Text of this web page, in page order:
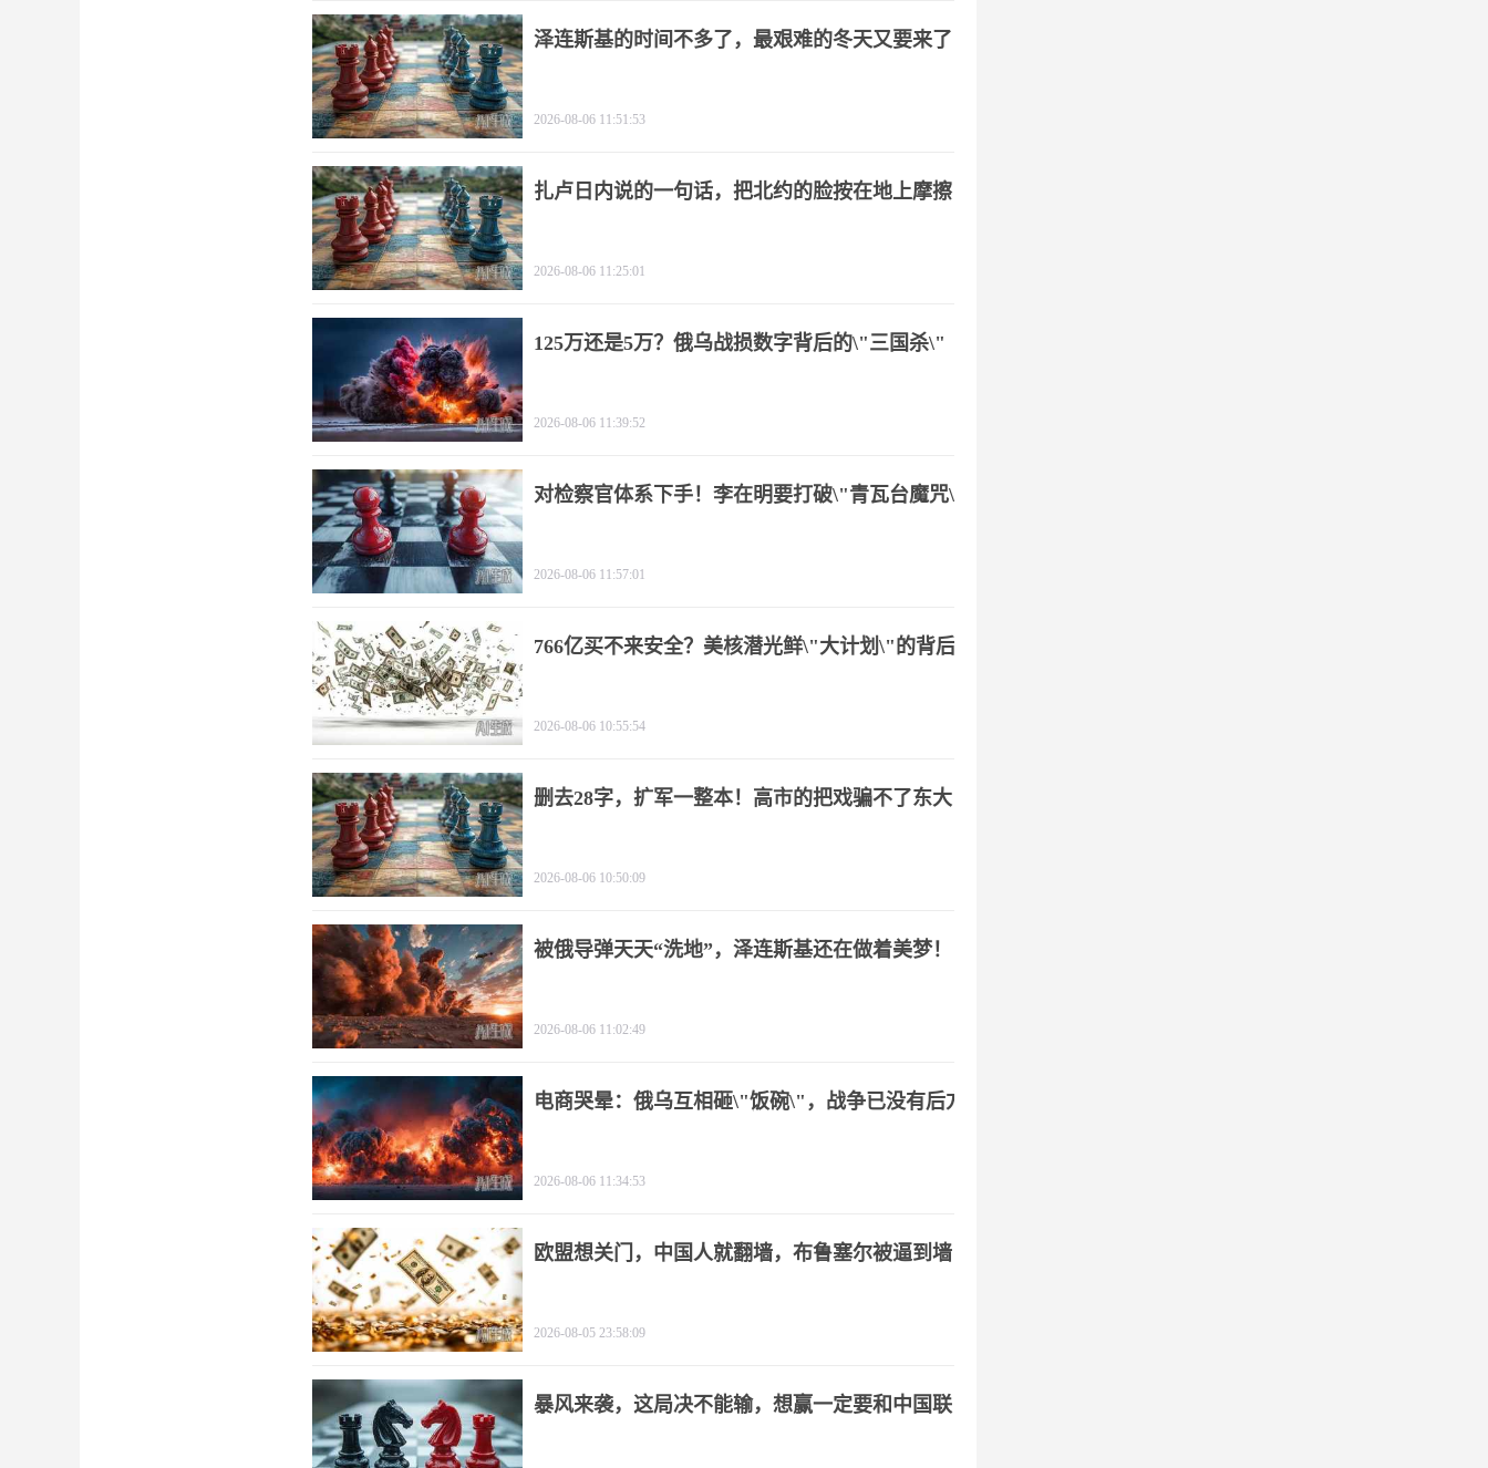
泽连斯基的时间不多了，最艰难的冬天又要来了
2026-08-06 11:51:53
扎卢日内说的一句话，把北约的脸按在地上摩擦
2026-08-06 11:25:01
125万还是5万？俄乌战损数字背后的\"三国杀\"
2026-08-06 11:39:52
对检察官体系下手！李在明要打破\"青瓦台魔咒\"
2026-08-06 11:57:01
766亿买不来安全？美核潜光鲜\"大计划\"的背后
2026-08-06 10:55:54
删去28字，扩军一整本！高市的把戏骗不了东大
2026-08-06 10:50:09
被俄导弹天天“洗地”，泽连斯基还在做着美梦！
2026-08-06 11:02:49
电商哭晕：俄乌互相砸\"饭碗\"，战争已没有后方
2026-08-06 11:34:53
欧盟想关门，中国人就翻墙，布鲁塞尔被逼到墙
2026-08-05 23:58:09
暴风来袭，这局决不能输，想赢一定要和中国联